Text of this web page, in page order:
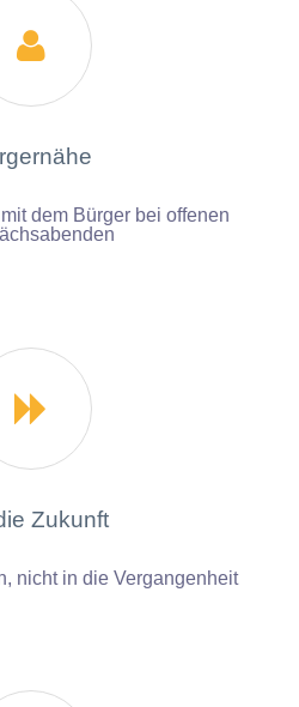

dem Bürger bei offenen

Zukunft
nicht in die Vergangenheit